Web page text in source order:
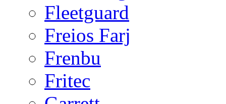
Fleetguard
Freios Farj
Frenbu
Fritec